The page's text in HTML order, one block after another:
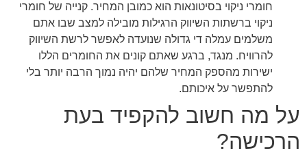
חומרי ניקוי בסיטונאות הוא כמובן המחיר. קנייה של חומרי
ניקוי ברשתות השיווק הרגילות מובילה למצב שבו אתם
משלמים עמלה די גדולה שנועדה לאפשר לרשת השיווק
להרוויח. מנגד, ברגע שאתם קונים את החומרים הללו
ישירות מהספק המחיר שלהם יהיה נמוך הרבה יותר בלי
להתפשר על איכותם.
על מה חשוב להקפיד בעת
הרכישה?